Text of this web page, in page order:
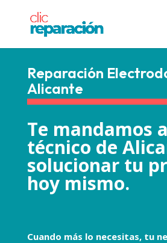
Reparación
Alicante
Te mandamos
técnico de
solucionar tu
hoy mismo.
Cuando más lo necesitas, tu